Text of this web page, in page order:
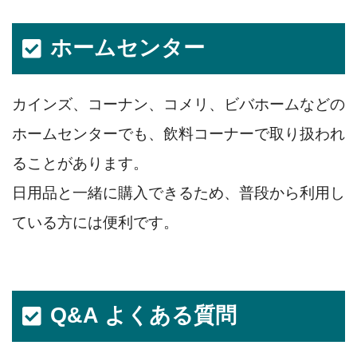
ホームセンター
カインズ、コーナン、コメリ、ビバホームなどの
ホームセンターでも、飲料コーナーで取り扱われ
ることがあります。
日用品と一緒に購入できるため、普段から利用し
ている方には便利です。
Q&A よくある質問